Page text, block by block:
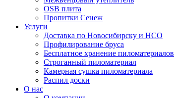
OSB плита
Пропитки Сенеж
Услуги
Доставка по Новосибирску и НСО
Профилирование бруса
Бесплатное хранение пиломатериалов
Строганный пиломатериал
Камерная сушка пиломатериала
Распил доски
О нас